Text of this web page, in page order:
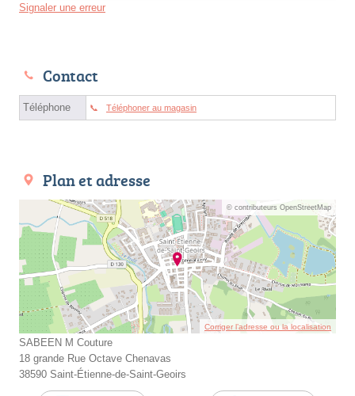
Signaler une erreur
Contact
Téléphone Téléphoner au magasin
Plan et adresse
© contributeurs OpenStreetMap
Corriger l’adresse ou la localisation
SABEEN M Couture
18 grande Rue Octave Chenavas
38590 Saint-Étienne-de-Saint-Geoirs